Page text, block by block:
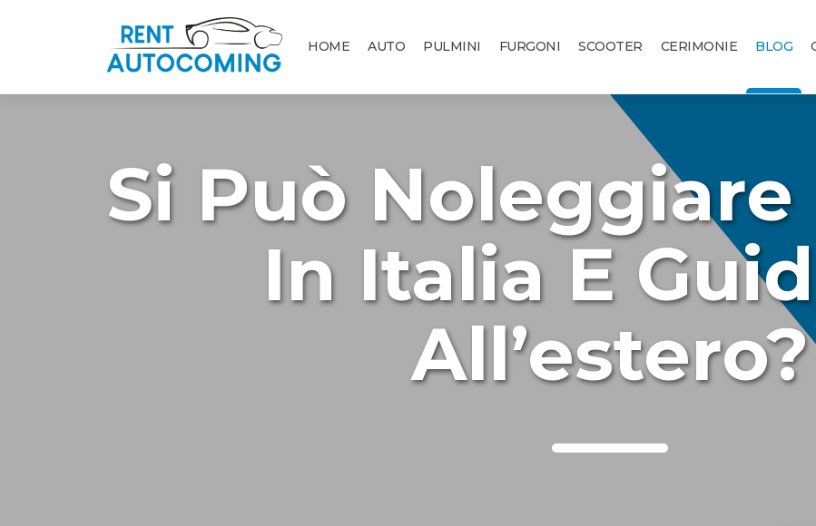
HOME AUTO PULMINI FURGONI SCOOTER CERIMONIE BLOG
Si Può Noleggiare
In Italia E
All’estero?